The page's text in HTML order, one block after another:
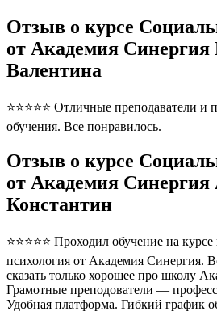
Отзыв о курсе
от Академия Синергия
Валентина
⭐⭐⭐⭐⭐ Отличные преподаватели
обучения. Все понравилось.
Отзыв о курсе
от Академия Синергия
Константин
⭐⭐⭐⭐⭐ Проходил обучение на
психология от Академия Синергия.
сказать только хорошее про школу
Грамотные преподователи —
Удобная платформа. Гибкий график